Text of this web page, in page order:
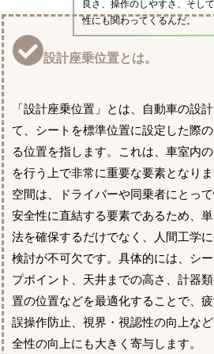
良さ、操作のしやすさ、そし
性にも関わってくるんだ。
設計座乗位置とは。
「設計座乗位置」とは、自動車の設
て、シートを標準位置に設定した際
る位置を指します。これは、車室内
を行う上で非常に重要な要素となり
空間は、ドライバーや同乗者にとっ
安全性に直結する要素であるため、
法を確保するだけでなく、人間工学
検討が不可欠です。具体的には、シ
プポイント、天井までの高さ、計器
置の位置などを最適化することで、疲
誤操作防止、視界・視認性の向上な
全性の向上にも大きく寄与します。